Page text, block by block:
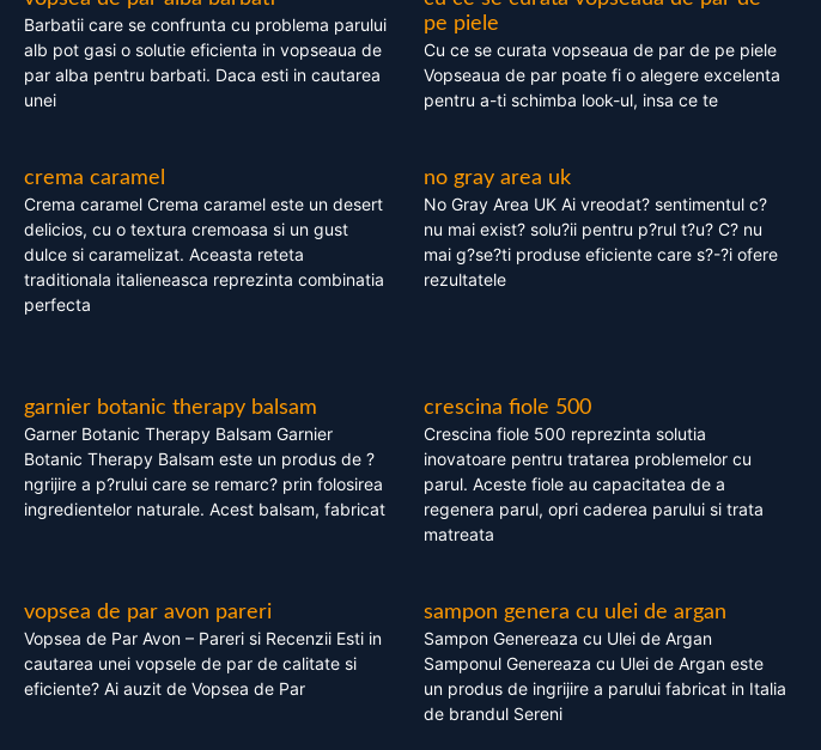
Barbatii care se confrunta cu problema parului
alb pot gasi o solutie eficienta in vopseaua de
par alba pentru barbati. Daca esti in cautarea
unei
pe piele
Cu ce se curata vopseaua de par de pe piele
Vopseaua de par poate fi o alegere excelenta
pentru a-ti schimba look-ul, insa ce te
crema caramel
Crema caramel Crema caramel este un desert
delicios, cu o textura cremoasa si un gust
dulce si caramelizat. Aceasta reteta
traditionala italieneasca reprezinta combinatia
perfecta
no gray area uk
No Gray Area UK Ai vreodat? sentimentul c?
nu mai exist? solu?ii pentru p?rul t?u? C? nu
mai g?se?ti produse eficiente care s?-?i ofere
rezultatele
garnier botanic therapy balsam
Garner Botanic Therapy Balsam Garnier
Botanic Therapy Balsam este un produs de ?
ngrijire a p?rului care se remarc? prin folosirea
ingredientelor naturale. Acest balsam, fabricat
crescina fiole 500
Crescina fiole 500 reprezinta solutia
inovatoare pentru tratarea problemelor cu
parul. Aceste fiole au capacitatea de a
regenera parul, opri caderea parului si trata
matreata
vopsea de par avon pareri
Vopsea de Par Avon – Pareri si Recenzii Esti in
cautarea unei vopsele de par de calitate si
eficiente? Ai auzit de Vopsea de Par
sampon genera cu ulei de argan
Sampon Genereaza cu Ulei de Argan
Samponul Genereaza cu Ulei de Argan este
un produs de ingrijire a parului fabricat in Italia
de brandul Sereni